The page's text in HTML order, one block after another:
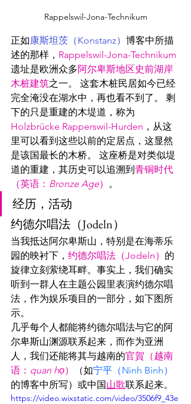
Rappelswil-Jona-Technikum
正如康斯坦茨（Konstanz） 博客中所描
述的那样， Rappelswil-Jona-Technikum
遗址是欧洲众多阿尔卑斯地区史前湖岸
木桩建筑之一。 这套木桩民居如今已经
完全淹没在湖水中，再也看不到了。 剩
下的只是重建的木堤道，称为
Holzbrücke Rapperswil-Hurden ，从这
里可以看到这些以前的定居点，这显然
是该国最长的木桥。 这座桥是对类似堤
道的重建，其历史可以追溯到青铜时代
（英语： Bronze Age） 。
经历，活动
约德尔唱法（Jodeln）
当我抵达阿尔卑斯山，特别是在海蒂乐
园的映衬下， 约德尔唱法（Jodeln） 的
旋律立刻萦绕耳畔。事实上，我们确实
听到一群人在主题公园里表演约德尔唱
法，作为娱乐项目的一部分，如下图所
示。
几乎每个人都能将约德尔唱法与它的阿
尔卑斯山渊源联系起来，而作为亚洲
人，我们还能将其与越南的官賀（越南
语： quan họ） （如宁平（Ninh Bình）
的博客中所写）或中国山歌联系起来。
https://video.wixstatic.com/video/3506f9_43e